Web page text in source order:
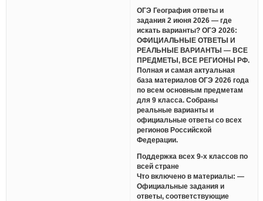
ОГЭ География ответы и
задания 2 июня 2026 — где
искать варианты? ОГЭ 2026:
ОФИЦИАЛЬНЫЕ ОТВЕТЫ И
РЕАЛЬНЫЕ ВАРИАНТЫ — ВСЕ
ПРЕДМЕТЫ, ВСЕ РЕГИОНЫ РФ.
Полная и самая актуальная
база материалов ОГЭ 2026 года
по всем основным предметам
для 9 класса. Собраны
реальные варианты и
официальные ответы со всех
регионов Российской
Федерации.
Поддержка всех 9-х классов по
всей стране
Что включено в материалы: —
Официальные задания и
ответы, соответствующие